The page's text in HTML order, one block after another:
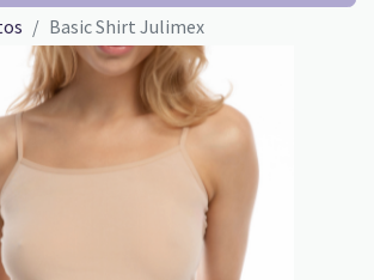
Basic Shirt Julimex